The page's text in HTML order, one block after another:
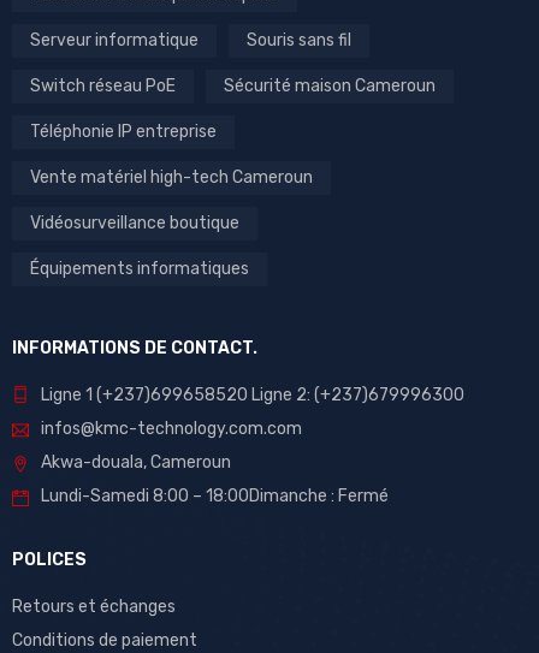
Serveur informatique Souris sans fil
Switch réseau PoE Sécurité maison Cameroun
Téléphonie IP entreprise
Vente matériel high-tech Cameroun
Vidéosurveillance boutique
Équipements informatiques
INFORMATIONS DE CONTACT.
Ligne 1 (+237)699658520 Ligne 2: (+237)679996300
infos@kmc-technology.com.com
Akwa-douala, Cameroun
Lundi-Samedi 8:00 – 18:00Dimanche : Fermé
POLICES
Retours et échanges
Conditions de paiement